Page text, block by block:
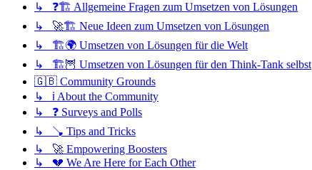
↳ ❓🏗️ Allgemeine Fragen zum Umsetzen von Lösungen
↳ 🚀🏗️ Neue Ideen zum Umsetzen von Lösungen
↳ 🏗️🌍 Umsetzen von Lösungen für die Welt
↳ 🏗️🦉 Umsetzen von Lösungen für den Think-Tank selbst
🇬🇧 Community Grounds
↳ ℹ️ About the Community
↳ ❓ Surveys and Polls
↳ 🪠 Tips and Tricks
↳ 🚀 Empowering Boosters
↳ 💔 We Are Here for Each Other